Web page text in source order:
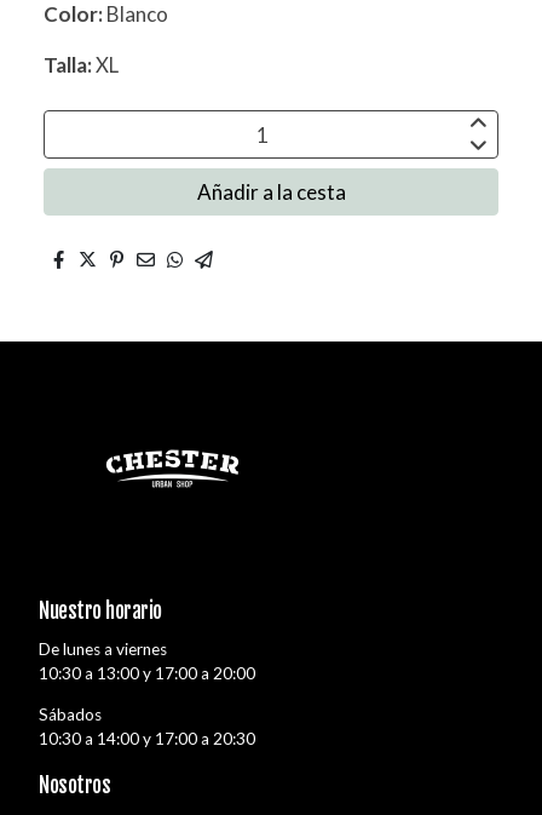
Color:Blanco
Talla:XL
Añadir a la cesta
Nuestro horario
De lunes a viernes
10:30 a 13:00 y 17:00 a 20:00
Sábados
10:30 a 14:00 y 17:00 a 20:30
Nosotros